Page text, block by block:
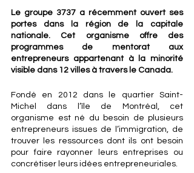
Le groupe 3737 a récemment ouvert ses
portes dans la région de la capitale
nationale. Cet organisme offre des
programmes de mentorat aux
entrepreneurs appartenant à la minorité
visible dans 12 villes à travers le Canada.
Fondé en 2012 dans le quartier Saint-
Michel dans l’île de Montréal, cet
organisme est né du besoin de plusieurs
entrepreneurs issues de l’immigration, de
trouver les ressources dont ils ont besoin
pour faire rayonner leurs entreprises ou
concrétiser leurs idées entrepreneuriales.